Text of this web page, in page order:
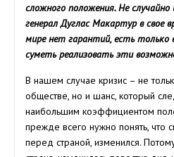
сложного положения. Не
генерал Дуглас Макартур в свое
мире нет гарантий, есть только
суметь реализовать эти
В нашем случае кризис – не
обществе, но и шанс, который
наибольшим коэффициентом
прежде всего нужно понять, что
перед страной, изменился.